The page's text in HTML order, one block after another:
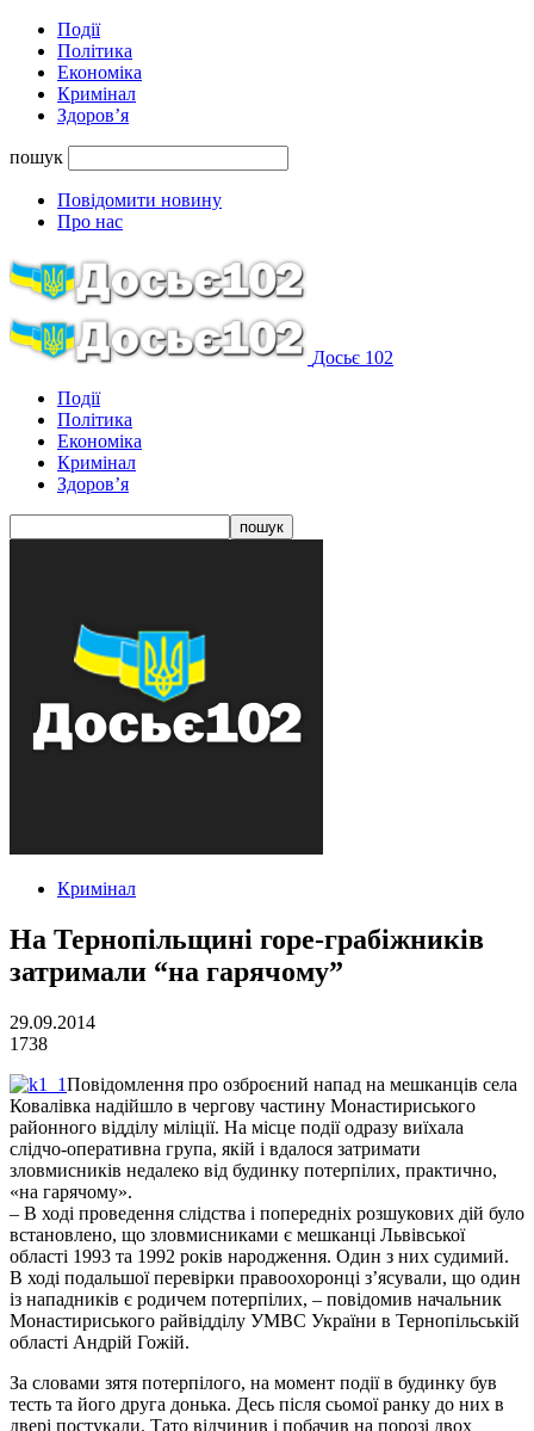
Події
Політика
Економіка
Кримінал
Здоров’я
пошук
Повідомити новину
Про нас
Досьє 102
Події
Політика
Економіка
Кримінал
Здоров’я
Кримінал
На Тернопільщині горе-грабіжників
затримали “на гарячому”
29.09.2014
1738
Повідомлення про озброєний напад на мешканців села
Ковалівка надійшло в чергову частину Монастириського
районного відділу міліції. На місце події одразу виїхала
слідчо-оперативна група, якій і вдалося затримати
зловмисників недалеко від будинку потерпілих, практично,
«на гарячому».
– В ході проведення слідства і попередніх розшукових дій було
встановлено, що зловмисниками є мешканці Львівської
області 1993 та 1992 років народження. Один з них судимий.
В ході подальшої перевірки правоохоронці з’ясували, що один
із нападників є родичем потерпілих, – повідомив начальник
Монастириського райвідділу УМВС України в Тернопільській
області Андрій Гожій.
За словами зятя потерпілого, на момент події в будинку був
тесть та його друга донька. Десь після сьомої ранку до них в
двері постукали. Тато відчинив і побачив на порозі двох